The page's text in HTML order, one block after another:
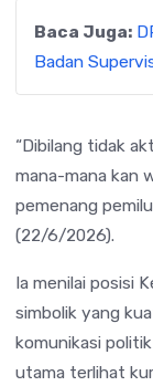
Baca Juga:
Badan
“Dibilang tidak
mana-mana kan
pemenang
(22/6/2026).
Ia menilai posisi
simbolik yang
komunikasi
utama terlihat